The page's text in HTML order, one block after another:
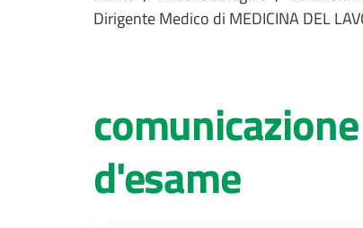
Dirigente Medico di MEDICINA DEL
d'esame